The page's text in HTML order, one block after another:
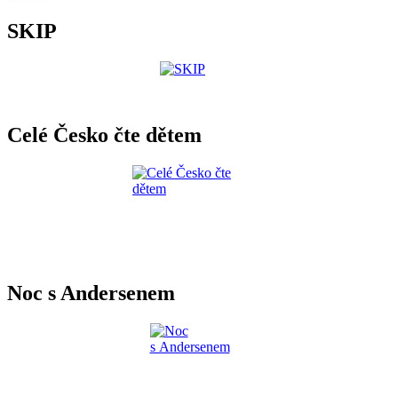
SKIP
Celé Česko čte dětem
Noc s Andersenem